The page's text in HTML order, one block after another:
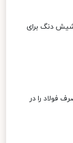
دنگ برای
را در